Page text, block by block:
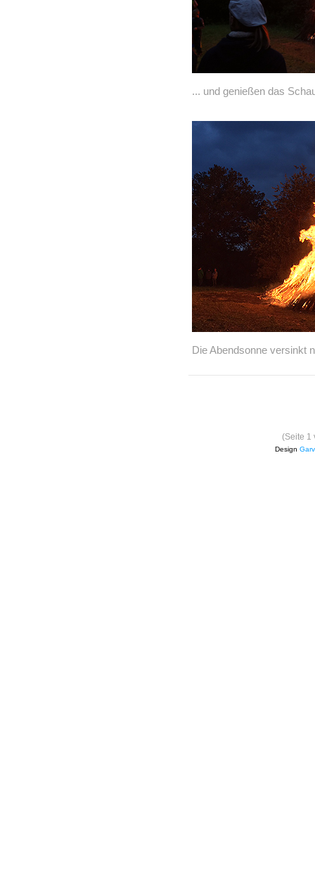
... und genießen das
Die Abendsonne versinkt
(Seite 1
Design